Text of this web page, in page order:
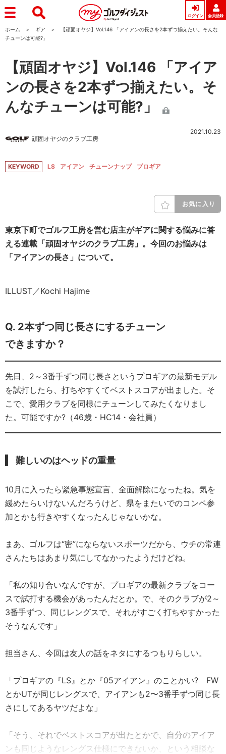
ログイン 会員登録
ホーム ギア
【頑固オヤジ】Vol.146 「アイアンの長さを2本ずつ揃えたい。そんな
チューンは可能?」
【頑固オヤジ】Vol.146 「アイア
ンの長さを2本ずつ揃えたい。そ
んなチューンは可能?」
頑固オヤジのクラブ工房
2021.10.23
KEYWORD LS アイアン チューンナップ プロギア
お気に入り
東京下町でゴルフ工房を営む店主がギアに関する悩みに答
える連載「頑固オヤジのクラブ工房」。今回のお悩みは
「アイアンの長さ」について。
ILLUST／Kochi Hajime
Q. 2本ずつ同じ長さにするチューン
できますか？
先日、2～3番手ずつ同じ長さというプロギアの最新モデル
を試打したら、打ちやすくてベストスコアが出ました。そ
こで、愛用クラブを同様にチューンしてみたくなりまし
た。可能ですか?（46歳・HC14・会社員）
難しいのはヘッドの重量
10月に入ったら緊急事態宣言、全面解除になったね。気を
緩めたらいけないんだろうけど、県をまたいでのコンペ参
加とかも行きやすくなったんじゃないかな。
まあ、ゴルフは“密”にならないスポーツだから、ウチの常連
さんたちはあまり気にしてなかったようだけどね。
「私の知り合いなんですが、プロギアの最新クラブをコー
スで試打する機会があったんだとか。で、そのクラブが2～
3番手ずつ、同じレングスで、それがすごく打ちやすかった
そうなんです」
担当さん、今回は友人の話をネタにするつもりらしい。
「プロギアの『LS』とか『05アイアン』のことかい? FW
とかUTが同じレングスで、アイアンも2〜3番手ずつ同じ長
さにしてあるヤツだよな」
「そう、それでベストスコアが出たとかで、自分のアイア
ンも同じようなレングス仕様にできないか、という相談な